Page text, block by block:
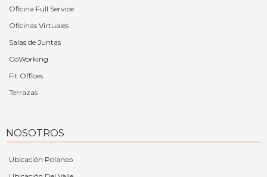
Oficina Full Service
Oficinas Virtuales
Salas de Juntas
CoWorking
Fit Offices
Terrazas
NOSOTROS
Ubicación Polanco